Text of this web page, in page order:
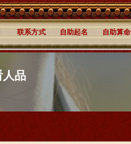
联系方式 自助起名 自助算命
人品